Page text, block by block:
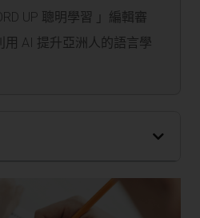
UP 聰明學習 」編輯審
AI 提升亞洲人的語言學